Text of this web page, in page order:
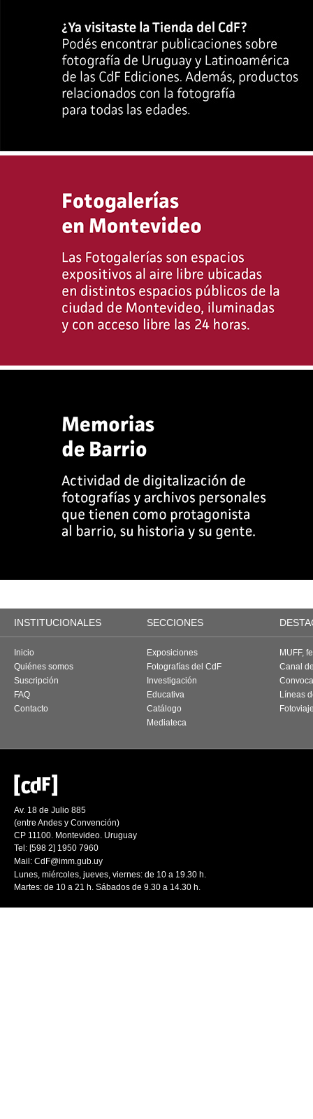
INSTITUCIONALES SECCIONES
Inicio
Quiénes somos
Suscripción
FAQ
Contacto
Exposiciones
Fotografías del CdF
Investigación
Educativa
Catálogo
Mediateca
MUFF,
Canal
Líneas
Av. 18 de Julio 885
(entre Andes y Convención)
CP 11100. Montevideo. Uruguay
Tel: [598 2] 1950 7960
Mail: CdF@imm.gub.uy
Lunes, miércoles, jueves, viernes: de 10 a 19.30 h.
Martes: de 10 a 21 h. Sábados de 9.30 a 14.30 h.